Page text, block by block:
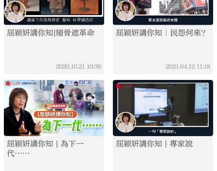
屈穎妍講你知|縮骨遮革命
2020.10.21 10:36
屈穎妍講你知｜民怨何來？
2021.04.12 11:18
屈穎妍講你知 | 為下一
代……
屈穎妍講你知 | 專家說